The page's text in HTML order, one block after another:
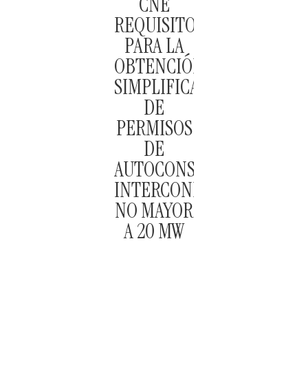
REQUISITOS
PARA LA
OBTENCIÓN
SIMPLIFICADA
DE
PERMISOS
DE
AUTOCONSUMO
INTERCONECTADO
NO MAYOR
A 20 MW